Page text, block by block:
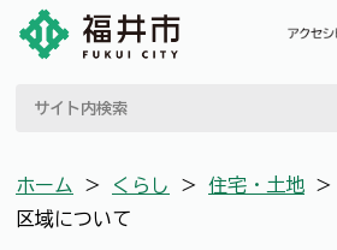
ホーム ＞ くらし ＞ 住宅・土地 ＞
区域について